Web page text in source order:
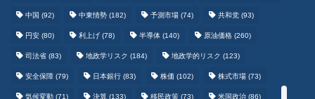
中国 (92) 中東情勢 (182) 予測市場 (74) 共和党 (93)
円安 (80) 利上げ (78) 半導体 (140) 原油価格 (260)
司法省 (83) 地政学リスク (184) 地政学的リスク (123)
安全保障 (79) 日本銀行 (83) 株価 (102) 株式市場 (73)
気候変動 (71) 決算 (133) 移民政策 (73) 米国政治 (86)
野球まとめ
サッカーまとめ